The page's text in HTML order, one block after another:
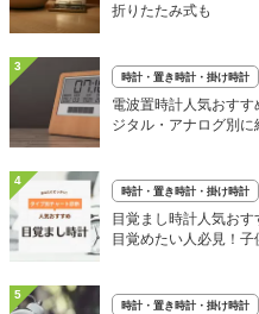
折りたたみ式も
3
時計・置き時計・掛け時計
電波置時計人気おす
ジタル・アナログ別に
4
時計・置き時計・掛け時計
目覚まし時計人気お
目覚めたい人必見！子
5
時計・置き時計・掛け時計